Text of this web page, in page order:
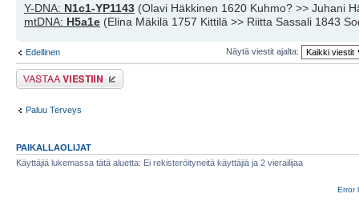
Y-DNA: N1c1-YP1143 (Olavi Häkkinen 1620 Kuhmo? >> Juhani
mtDNA: H5a1e (Elina Mäkilä 1757 Kittilä >> Riitta Sassali 1843
Edellinen Näytä viestit ajalta:
Lähetä vastaus
Paluu Terveys
PAIKALLAOLIJAT
Käyttäjiä lukemassa tätä aluetta: Ei rekisteröityneitä käyttäjiä ja 2 vierailijaa
Error